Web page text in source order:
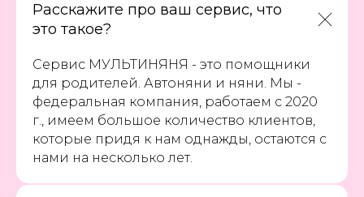
Расскажите про ваш сервис, что
это такое?
Сервис МУЛЬТИНЯНЯ - это помощники
для родителей. Автоняни и няни. Мы -
федеральная компания, работаем с 2020
г., имеем большое количество клиентов,
которые придя к нам однажды, остаются с
нами на несколько лет.